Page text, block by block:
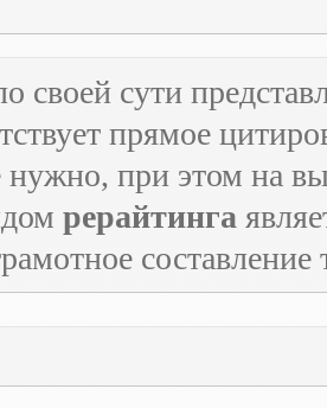
своей сути
прямое
нужно, при этом на
рерайтинга